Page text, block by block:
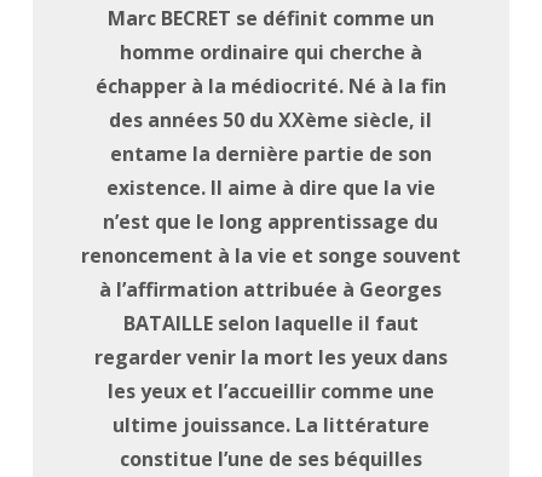
Marc BECRET se définit comme un
homme ordinaire qui cherche à
échapper à la médiocrité. Né à la fin
des années 50 du XXème siècle, il
entame la dernière partie de son
existence. Il aime à dire que la vie
n’est que le long apprentissage du
renoncement à la vie et songe souvent
à l’affirmation attribuée à Georges
BATAILLE selon laquelle il faut
regarder venir la mort les yeux dans
les yeux et l’accueillir comme une
ultime jouissance. La littérature
constitue l’une de ses béquilles